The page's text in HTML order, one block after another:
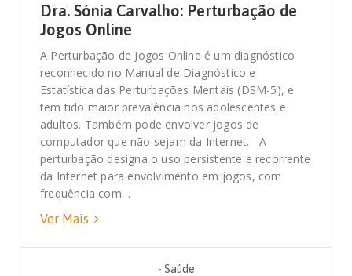
Dra. Sónia Carvalho: Perturbação de
Jogos Online
A Perturbação de Jogos Online é um diagnóstico
reconhecido no Manual de Diagnóstico e
Estatística das Perturbações Mentais (DSM-5), e
tem tido maior prevalência nos adolescentes e
adultos. Também pode envolver jogos de
computador que não sejam da Internet. A
perturbação designa o uso persistente e recorrente
da Internet para envolvimento em jogos, com
frequência com…
Ver Mais
- Saúde